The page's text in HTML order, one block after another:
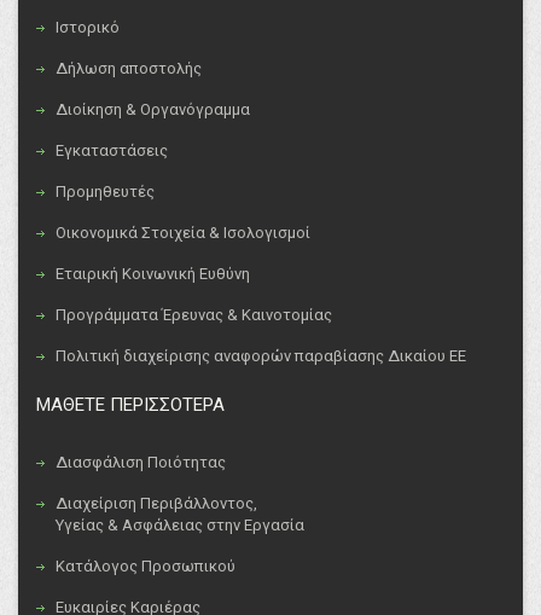
Ιστορικό
Δήλωση αποστολής
Διοίκηση & Οργανόγραμμα
Εγκαταστάσεις
Προμηθευτές
Οικονομικά Στοιχεία & Ισολογισμοί
Εταιρική Κοινωνική Ευθύνη
Προγράμματα Έρευνας & Καινοτομίας
Πολιτική διαχείρισης αναφορών παραβίασης Δικαίου ΕΕ
ΜΑΘΕΤΕ ΠΕΡΙΣΣΟΤΕΡΑ
Διασφάλιση Ποιότητας
Διαχείριση Περιβάλλοντος,
Υγείας & Ασφάλειας στην Εργασία
Κατάλογος Προσωπικού
Ευκαιρίες Καριέρας